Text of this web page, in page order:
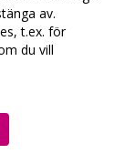
2017-12-23 20:13
2017-12-22 20:28
av.
t.ex. för
du vill